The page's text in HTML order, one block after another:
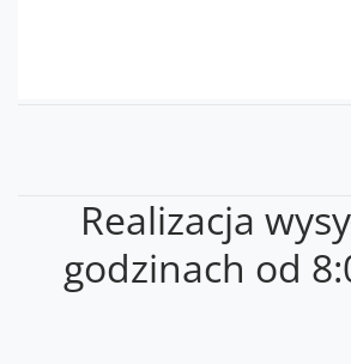
Realizacja
godzinach od